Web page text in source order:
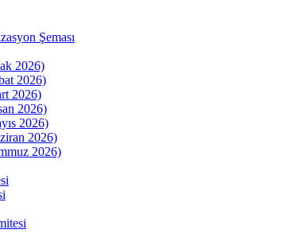
Şeması
2026)
2026)
2026)
2026)
2026)
2026)
2026)